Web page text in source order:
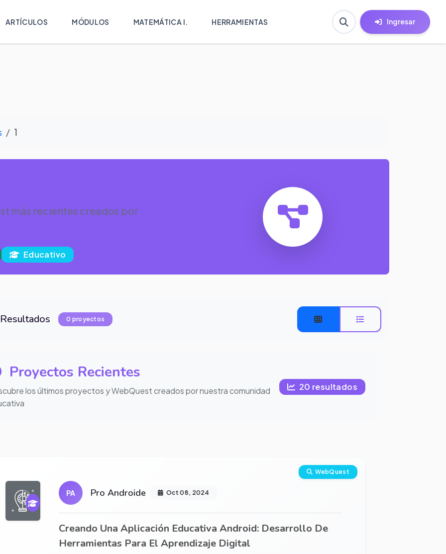
ARTÍCULOS MÓDULOS MATEMÁTICA I. HERRAMIENTAS Ingresar
1
más recientes creados por
Educativo
0 proyectos
Proyectos Recientes
los últimos proyectos y WebQuest creados por nuestra comunidad
20 resultados
WebQuest
PA Pro Androide Oct 08, 2024
Creando Una Aplicación Educativa Android: Desarrollo De
Herramientas Para El Aprendizaje Digital